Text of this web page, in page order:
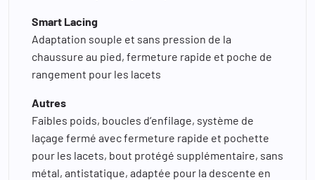
Smart Lacing
Adaptation souple et sans pression de la
chaussure au pied, fermeture rapide et poche de
rangement pour les lacets
Autres
Faibles poids, boucles d‘enfilage, système de
laçage fermé avec fermeture rapide et pochette
pour les lacets, bout protégé supplémentaire, sans
métal, antistatique, adaptée pour la descente en